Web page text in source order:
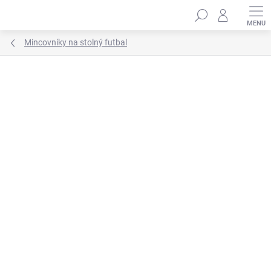
Hľadať
Mincovníky na stolný futbal